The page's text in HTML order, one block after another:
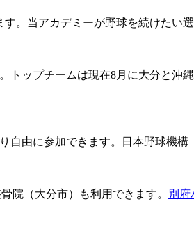
。当アカデミーが野球を続けたい
ップチームは現在8月に大分と沖
自由に参加できます。日本野球機
院（大分市）も利用できます。
別府